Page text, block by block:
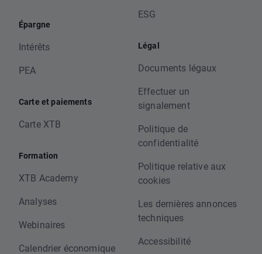
Épargne
Intérêts
PEA
Carte et paiements
Carte XTB
Formation
XTB Academy
Analyses
Webinaires
Calendrier économique
ESG
Légal
Documents légaux
Effectuer un
signalement
Politique de
confidentialité
Politique relative aux
cookies
Les dernières annonces
techniques
Accessibilité